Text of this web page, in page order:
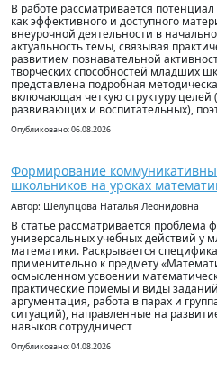
В работе рассматривается
как эффективного и доступного
внеурочной деятельности в
актуальность темы, связывая
развитием познавательной
творческих способностей младших
представлена подробная
включающая четкую структуру целей
развивающих и воспитательных),
Опубликовано: 06.08.2026
Формирование
школьников на уроках
Автор: Шелупцова Наталья Леонидовна
В статье рассматривается
универсальных учебных действий у
математики. Раскрывается
применительно к предмету
осмысленном усвоении
практические приёмы и виды
аргументация, работа в парах и
ситуаций), направленные на
навыков сотрудничест
Опубликовано: 04.08.2026